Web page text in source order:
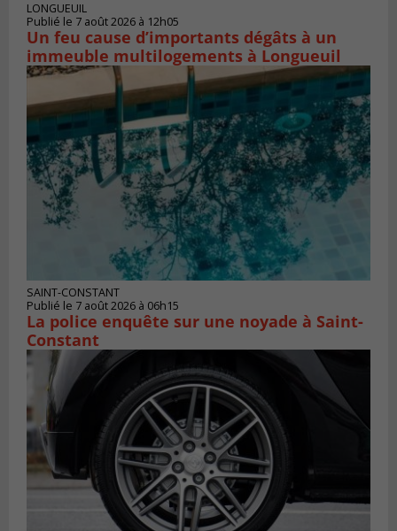
LONGUEUIL
Publié le 7 août 2026 à 12h05
Un feu cause d’importants dégâts à un
immeuble multilogements à Longueuil
SAINT-CONSTANT
Publié le 7 août 2026 à 06h15
La police enquête sur une noyade à Saint-
Constant